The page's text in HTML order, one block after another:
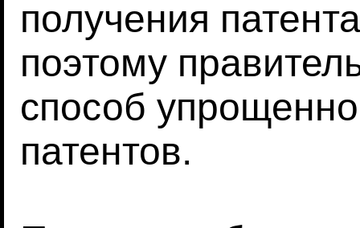
получения
поэтому
способ
патентов.